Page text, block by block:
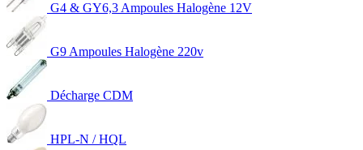
G4 & GY6,3 Ampoules Halogène 12V
G9 Ampoules Halogène 220v
Décharge CDM
HPL-N / HQL